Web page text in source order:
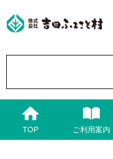
TOP ご利用案内